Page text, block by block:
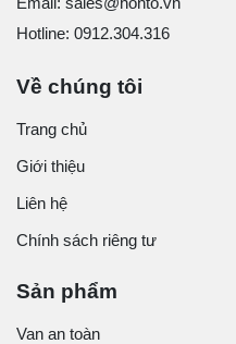
Hotline: 0912.304.316
Về chúng tôi
Trang chủ
Giới thiệu
Liên hệ
Chính sách riêng tư
Sản phẩm
Van an toàn